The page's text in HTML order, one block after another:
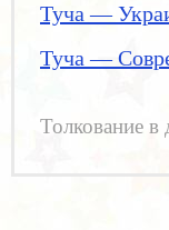
Туча —
Туча —
Толкование